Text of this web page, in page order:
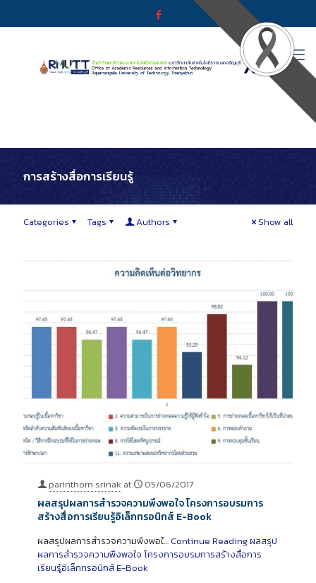
การสร้างสื่อการเรียนรู้
Categories Tags Authors Show all
parinthorn srinak at 05/06/2017
ผลสรุปผลการสำรวจความพึงพอใจ โครงการอบรมการ
สร้างสื่อการเรียนรู้อิเล็กทรอนิกส์ E-Book
ผลสรุปผลการสำรวจความพึงพอใ… Continue Readingผลสรุป
ผลการสำรวจความพึงพอใจ โครงการอบรมการสร้างสื่อการ
เรียนรู้อิเล็กทรอนิกส์ E-Book